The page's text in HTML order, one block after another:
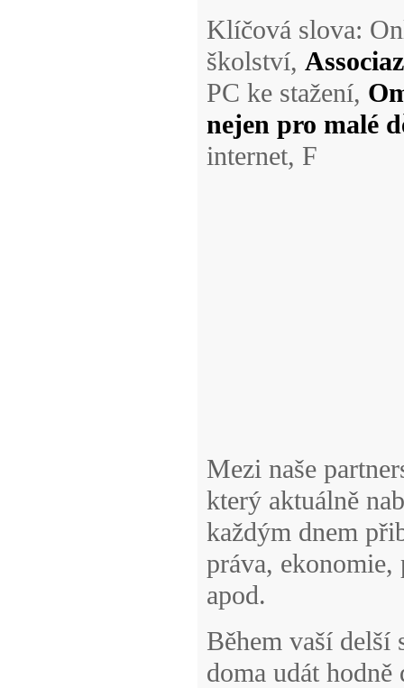
Klíčová slova:
školství,
PC ke stažení,
nejen pro malé
internet, F
Mezi naše
který aktuálně
každým dnem
práva,
apod.
Během vaší delší
doma udát